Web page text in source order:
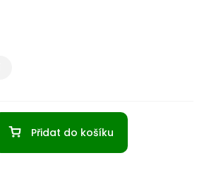
Přidat do košíku